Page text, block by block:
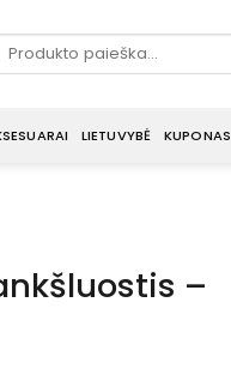
Ieškoti:
LIETUVYBĖ KUPONAS
–